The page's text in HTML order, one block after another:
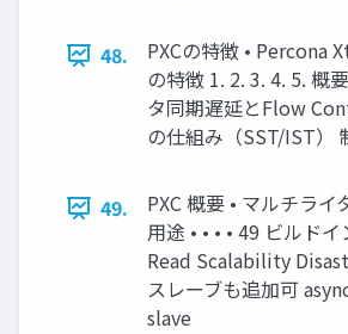
48.
PXCの特徴 • Percona
の特徴 1. 2. 3. 4. 5. 概
タ同期遅延とFlow
の仕組み（SST/IST）
49.
PXC 概要 • マルチライ
用途 • • • • 49 ビルド
Read Scalability
スレーブも追加可
slave